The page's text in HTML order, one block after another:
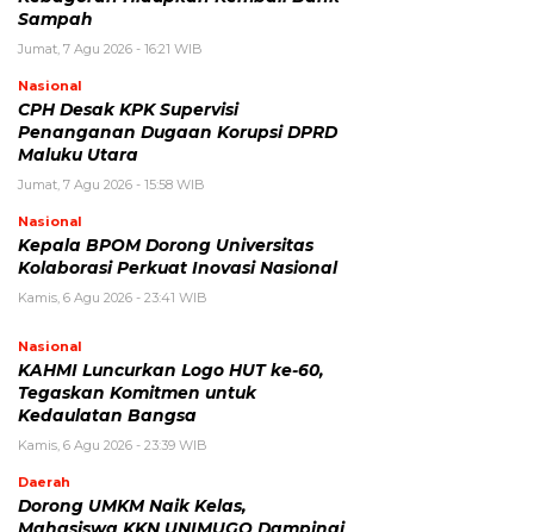
Sampah
Jumat, 7 Agu 2026 - 16:21 WIB
Nasional
CPH Desak KPK Supervisi
Penanganan Dugaan Korupsi DPRD
Maluku Utara
Jumat, 7 Agu 2026 - 15:58 WIB
Nasional
Kepala BPOM Dorong Universitas
Kolaborasi Perkuat Inovasi Nasional
Kamis, 6 Agu 2026 - 23:41 WIB
Nasional
KAHMI Luncurkan Logo HUT ke-60,
Tegaskan Komitmen untuk
Kedaulatan Bangsa
Kamis, 6 Agu 2026 - 23:39 WIB
Daerah
Dorong UMKM Naik Kelas,
Mahasiswa KKN UNIMUGO Dampingi